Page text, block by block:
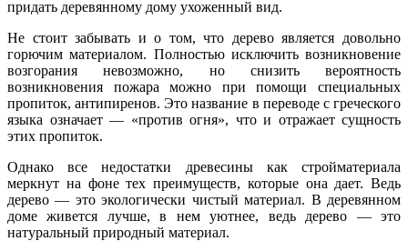
придать деревянному дому ухоженный вид.
Не стоит забывать и о том, что дерево является довольно
горючим материалом. Полностью исключить возникновение
возгорания невозможно, но снизить вероятность
возникновения пожара можно при помощи специальных
пропиток, антипиренов. Это название в переводе с греческого
языка означает — «против огня», что и отражает сущность
этих пропиток.
Однако все недостатки древесины как стройматериала
меркнут на фоне тех преимуществ, которые она дает. Ведь
дерево — это экологически чистый материал. В деревянном
доме живется лучше, в нем уютнее, ведь дерево — это
натуральный природный материал.